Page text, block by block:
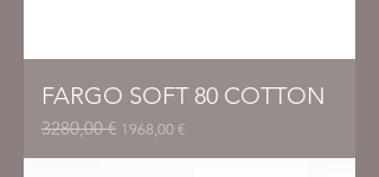
FARGO SOFT 80 COTTON
Prezzo regolare
3280,00 € Prezzo scontato
1968,00 €